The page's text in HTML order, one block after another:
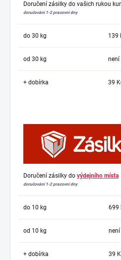
Doručení zásilky do vašich rukou
doručování 1-2 pracovní dny
do 30 kg 139
od 30 kg není
+ dobírka 39
Doručení zásilky do výdejního místa
doručování 1-2 pracovní dny
do 10 kg 699
od 10 kg
+ dobírka 39